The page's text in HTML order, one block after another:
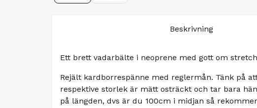
Beskrivning
Ett brett vadarbälte i neoprene med gott om
Rejält kardborrespänne med reglermån. Tänk på
respektive storlek är mätt osträckt och tar bara
på längden, dvs är du 100cm i midjan så